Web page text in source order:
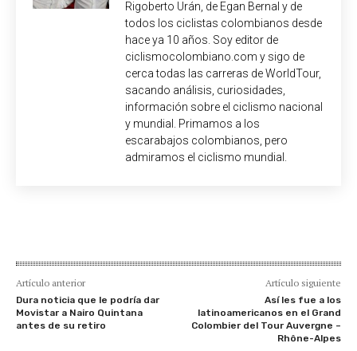
Rigoberto Urán, de Egan Bernal y de
todos los ciclistas colombianos desde
hace ya 10 años. Soy editor de
ciclismocolombiano.com y sigo de
cerca todas las carreras de WorldTour,
sacando análisis, curiosidades,
información sobre el ciclismo nacional
y mundial. Primamos a los
escarabajos colombianos, pero
admiramos el ciclismo mundial.
Artículo anterior
Dura noticia que le podría dar
Movistar a Nairo Quintana
antes de su retiro
Artículo siguiente
Así les fue a los
latinoamericanos en el Grand
Colombier del Tour Auvergne –
Rhône-Alpes